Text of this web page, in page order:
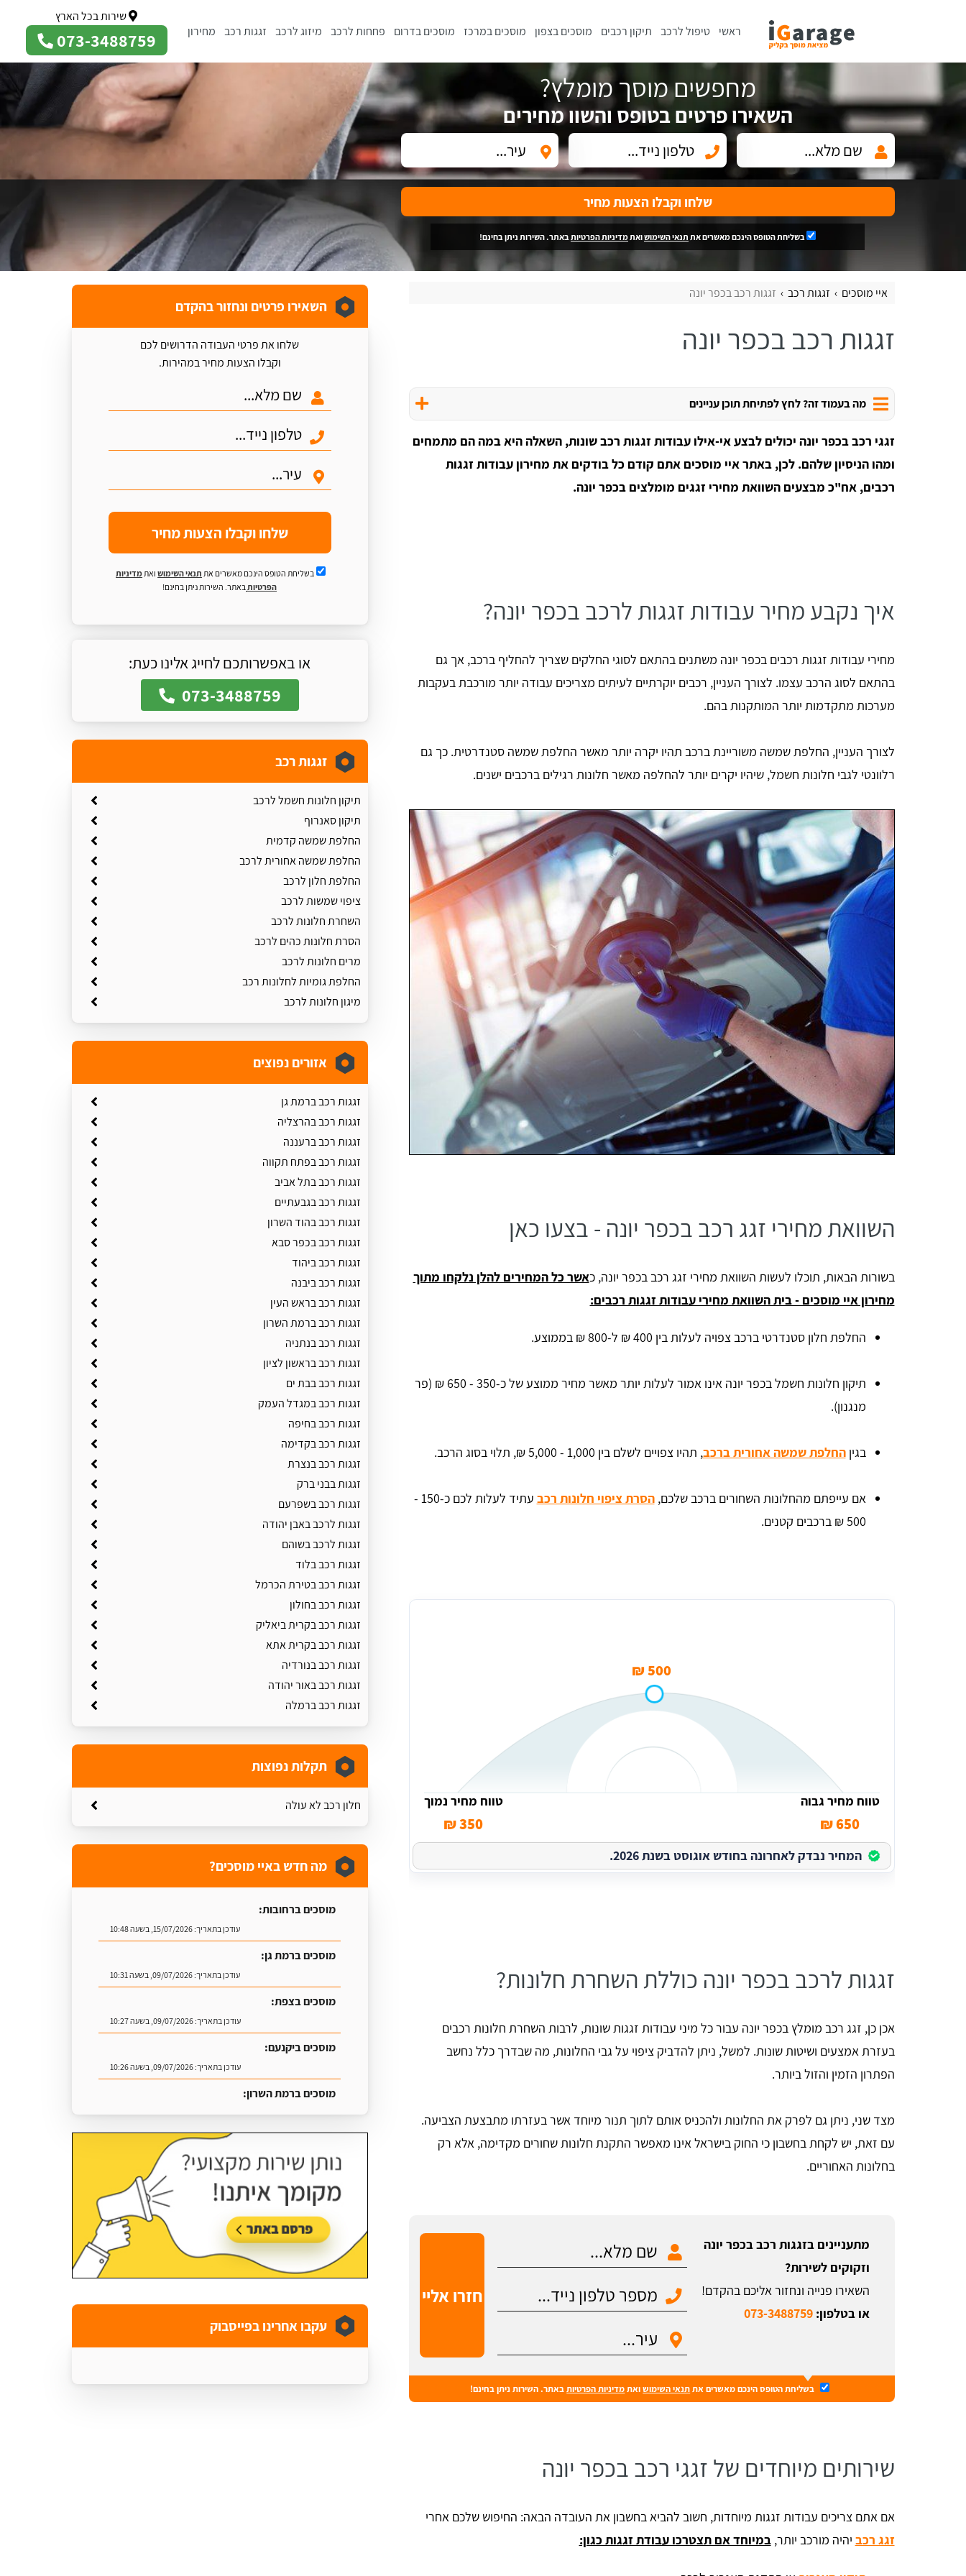
ראשי טיפול לרכב תיקון רכבים מוסכים בצפון מוסכים במרכז מוסכים בדרום פחחות לרכב מיזוג לרכב זגגות רכב מחירון
שירות בכל הארץ
073-3488759
מחפשים מוסך מומלץ?
השאירו פרטים בטופס והשוו מחירים
שלחו וקבלו הצעות מחיר
בשליחת הטופס הינכם מאשרים את תנאי השימושואתמדיניות הפרטיותבאתר. השירות ניתן בחינם!
איי מוסכים זגגות רכב זגגות רכב בכפר יונה
זגגות רכב בכפר יונה
מה בעמוד זה? לחץ לפתיחת תוכן עניינים
זגגי רכב בכפר יונה יכולים לבצע אי-אילו עבודות זגגות רכב שונות, השאלה היא במה הם מתמחים
ומהו הניסיון שלהם. לכן, באתר איי מוסכים אתם קודם כל בודקים את מחירון עבודות זגגות
רכבים, אח"כ מבצעים השוואת מחירי זגגים מומלצים בכפר יונה.
איך נקבע מחיר עבודות זגגות לרכב בכפר יונה?
מחירי עבודות זגגות רכבים בכפר יונה משתנים בהתאם לסוגי החלקים שצריך להחליף ברכב, אך גם
בהתאם לסוג הרכב עצמו. לצורך העניין, רכבים יוקרתיים לעיתים מצריכים עבודה יותר מורכבת בעקבות
מערכות מתקדמות יותר המותקנות בהם.
לצורך העניין, החלפת שמשה משוריינת ברכב תהיו יקרה יותר מאשר החלפת שמשה סטנדרטית. כך גם
רלוונטי לגבי חלונות חשמל, שיהיו יקרים יותר להחלפה מאשר חלונות רגילים ברכבים ישנים.
השוואת מחירי זגג רכב בכפר יונה - בצעו כאן
בשורות הבאות, תוכלו לעשות השוואת מחירי זגג רכב בכפר יונה, כאשר כל המחירים להלן נלקחו מתוך
מחירון איי מוסכים - בית השוואת מחירי עבודות זגגות רכבים:
החלפת חלון סטנדרטי ברכב צפויה לעלות בין 400 ₪ ל-800 ₪ בממוצע.
תיקון חלונות חשמל בכפר יונה אינו אמור לעלות יותר מאשר מחיר ממוצע של כ-350 - 650 ₪ (פר
מנגנון).
בגיןהחלפת שמשה אחורית ברכב, תהיו צפויים לשלם בין 1,000 - 5,000 ₪, תלוי בסוג הרכב.
אם עייפתם מהחלונות השחורים ברכב שלכם,הסרת ציפוי חלונות רכב
עתיד לעלות לכם כ-150 -
500 ₪ ברכבים קטנים.
500 ₪
טווח מחיר גבוה
650 ₪
טווח מחיר נמוך
350 ₪
המחיר נבדק לאחרונה בחודש אוגוסט בשנת 2026.
זגגות לרכב בכפר יונה כוללת השחרת חלונות?
אכן כן, זגג רכב מומלץ בכפר יונה עבור כל מיני עבודות זגגות שונות, לרבות השחרת חלונות רכבים
בעזרת אמצעים ושיטות שונות. למשל, ניתן להדביק ציפוי על גבי החלונות, מה שבדרך כלל נחשב
הפתרון הזמין והזול ביותר.
מצד שני, ניתן גם לפרק את החלונות ולהכניס אותם לתוך תנור מיוחד אשר בעזרתו מתבצעת הצביעה.
עם זאת, יש לקחת בחשבון כי החוק בישראל אינו מאפשר התקנת חלונות שחורים מקדימה, אלא רק
בחלונות האחוריים.
מתעניינים בזגגות רכב בכפר יונה
וזקוקים לשירות?
השאירו פנייה ונחזור אליכם בהקדם!
או בטלפון:073-3488759
בשליחת הטופס הינכם מאשרים אתתנאי השימושואתמדיניות הפרטיותבאתר. השירות ניתן בחינם!
שירותים מיוחדים של זגגי רכב בכפר יונה
אם אתם צריכים עבודות זגגות מיוחדות, חשוב להביא בחשבון את העובדה הבאה: החיפוש שלכם אחרי
זגג רכב יהיה מורכב יותר,במיוחד אם תצטרכו עבודת זגגות כגון:
השאירו פרטים ונחזור בהקדם
שלחו את פרטי העבודה הדרושים לכם
וקבלו הצעות מחיר במהירות.
שלחו וקבלו הצעות מחיר
בשליחת הטופס הינכם מאשרים את תנאי השימושואתמדיניות
הפרטיותבאתר. השירות ניתן בחינם!
או באפשרותכם לחייג אלינו כעת:
073-3488759
זגגות רכב
תיקון חלונות חשמל לרכב
תיקון סאנרוף
החלפת שמשה קדמית
החלפת שמשה אחורית לרכב
החלפת חלון לרכב
ציפוי שמשות לרכב
השחרת חלונות לרכב
הסרת חלונות כהים לרכב
מרים חלונות לרכב
החלפת גומיות לחלונות רכב
מיגון חלונות לרכב
אזורים נפוצים
זגגות רכב ברמת גן
זגגות רכב בהרצליה
זגגות רכב ברעננה
זגגות רכב בפתח תקווה
זגגות רכב בתל אביב
זגגות רכב בגבעתיים
זגגות רכב בהוד השרון
זגגות רכב בכפר סבא
זגגות רכב ביהוד
זגגות רכב ביבנה
זגגות רכב בראש העין
זגגות רכב ברמת השרון
זגגות רכב בנתניה
זגגות רכב בראשון לציון
זגגות רכב בבת ים
זגגות רכב במגדל העמק
זגגות רכב בחיפה
זגגות רכב בקדימה
זגגות רכב בנצרת
זגגות בבני ברק
זגגות רכב בשפרעם
זגגות לרכב באבן יהודה
זגגות לרכב בשוהם
זגגות רכב בלוד
זגגות רכב בטירת הכרמל
זגגות רכב בחולון
זגגות רכב בקרית ביאליק
זגגות רכב בקרית אתא
זגגות רכב בנורדיה
זגגות רכב באור יהודה
זגגות רכב ברמלה
תקלות נפוצות
חלון רכב לא עולה
מה חדש באיי מוסכים?
מוסכים ברחובות:
עודכן בתאריך:15/07/2026, בשעה 10:48
מוסכים ברמת גן:
עודכן בתאריך:09/07/2026, בשעה 10:31
מוסכים בצפת:
עודכן בתאריך:09/07/2026, בשעה 10:27
מוסכים ביקנעם:
עודכן בתאריך:09/07/2026, בשעה 10:26
מוסכים ברמת השרון:
עודכן בתאריך:16/07/2026, בשעה 09:07
עקבו אחרינו בפייסבוק